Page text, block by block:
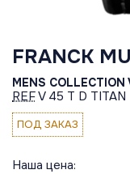
FRANCK
MENS COLLECTION
REFV 45 T D TITAN
ПОД ЗАКАЗ
Наша цена: